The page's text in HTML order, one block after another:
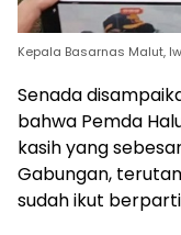
Kepala Basarnas Malut,
Senada
bahwa Pemda
kasih yang
Gabungan,
sudah ikut